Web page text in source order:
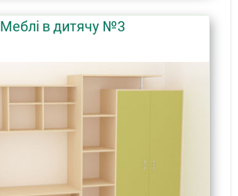
Меблі в дитячу №3